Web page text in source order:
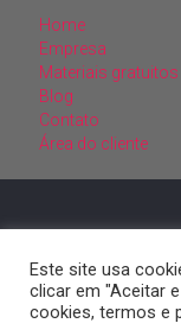
Home
Empresa
Materiais gratuitos
Blog
Contato
Área do cliente
Este site usa
clicar em "Aceitar
cookies, termos e